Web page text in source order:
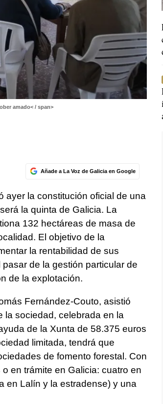
amado< / span>
Añade a La Voz de Galicia en Google
ayer la constitución oficial de una
la quinta de Galicia. La
132 hectáreas de masa de
El objetivo de la
la rentabilidad de sus
de la gestión particular de
de la explotación.
Fernández-Couto, asistió
la sociedad, celebrada en la
de la Xunta de 58.375 euros
limitada, tendrá que
de fomento forestal. Con
en trámite en Galicia: cuatro en
en Lalín y la estradense) y una